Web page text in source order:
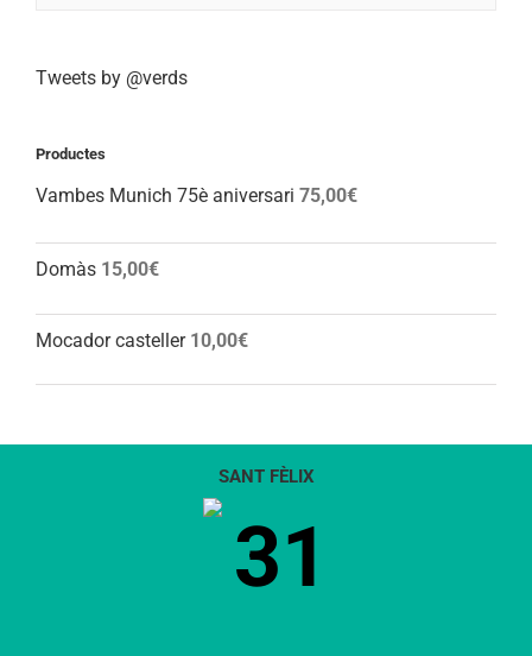
Tweets by @verds
Productes
Vambes Munich 75è aniversari 75,00€
Domàs 15,00€
Mocador casteller 10,00€
SANT FÈLIX
31